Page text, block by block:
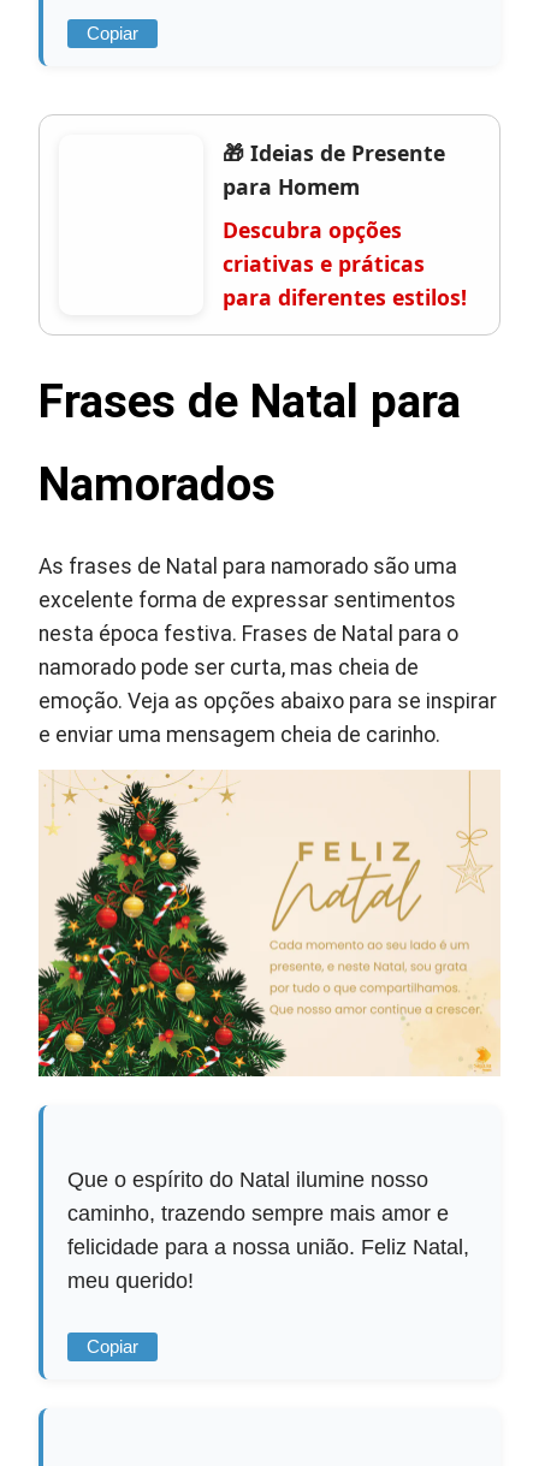
Copiar
🎁 Ideias de Presente
para Homem
Descubra opções
criativas e práticas
para diferentes estilos!
Frases de Natal para
Namorados
As frases de Natal para namorado são uma
excelente forma de expressar sentimentos
nesta época festiva. Frases de Natal para o
namorado pode ser curta, mas cheia de
emoção. Veja as opções abaixo para se inspirar
e enviar uma mensagem cheia de carinho.
Que o espírito do Natal ilumine nosso
caminho, trazendo sempre mais amor e
felicidade para a nossa união. Feliz Natal,
meu querido!
Copiar